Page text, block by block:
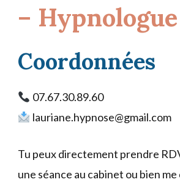
– Hypnologue
Coordonnées
07.67.30.89.60
lauriane.hypnose@gmail.com
Tu peux directement prendre
une séance au cabinet ou bien